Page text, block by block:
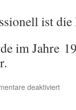
ist
im Jahre
deaktiviertfür